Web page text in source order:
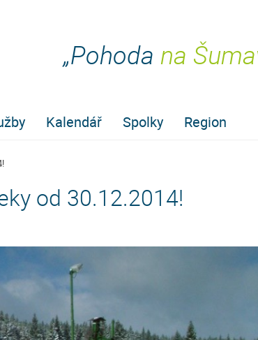
„Pohoda na
Kalendář Spolky Region
od 30.12.2014!